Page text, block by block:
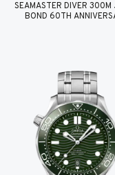
SEAMASTER DIVER 300M
BOND 60TH